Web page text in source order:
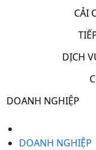
CẢI
DỊCH
DOANH NGHIỆP
DOANH NGHIỆP